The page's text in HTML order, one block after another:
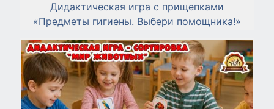
Дидактическая игра с прищепками
«Предметы гигиены. Выбери помощника!»